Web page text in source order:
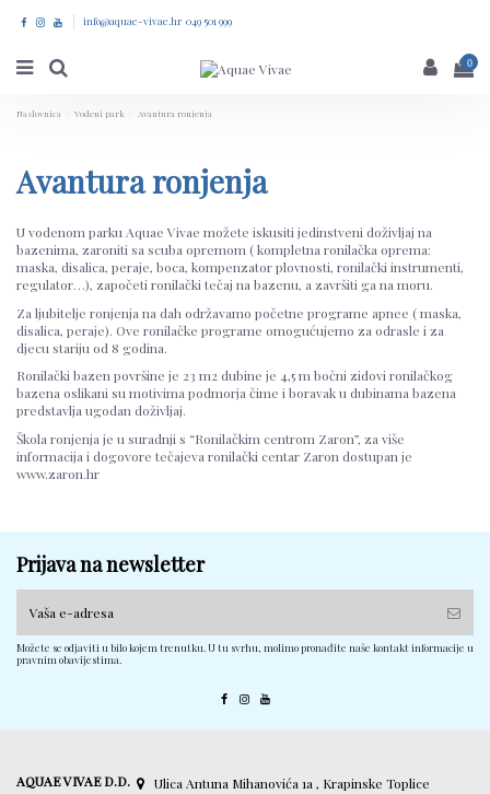
info@aquae-vivae.hr 049 501 999
0
Naslovnica Vodeni park Avantura ronjenja
Avantura ronjenja
U vodenom parku Aquae Vivae možete iskusiti jedinstveni doživljaj na
bazenima, zaroniti sa scuba opremom ( kompletna ronilačka oprema:
maska, disalica, peraje, boca, kompenzator plovnosti, ronilački instrumenti,
regulator…), započeti ronilački tečaj na bazenu, a završiti ga na moru.
Za ljubitelje ronjenja na dah održavamo početne programe apnee ( maska,
disalica, peraje). Ove ronilačke programe omogućujemo za odrasle i za
djecu stariju od 8 godina.
Ronilački bazen površine je 23 m2 dubine je 4,5 m bočni zidovi ronilačkog
bazena oslikani su motivima podmorja čime i boravak u dubinama bazena
predstavlja ugodan doživljaj.
Škola ronjenja je u suradnji s “Ronilačkim centrom Zaron”, za više
informacija i dogovore tečajeva ronilački centar Zaron dostupan je
www.zaron.hr
Prijava na newsletter
Možete se odjaviti u bilo kojem trenutku. U tu svrhu, molimo pronađite naše kontakt informacije u
pravnim obavijestima.
AQUAE VIVAE D.D.
Ulica Antuna Mihanovića 1a , Krapinske Toplice